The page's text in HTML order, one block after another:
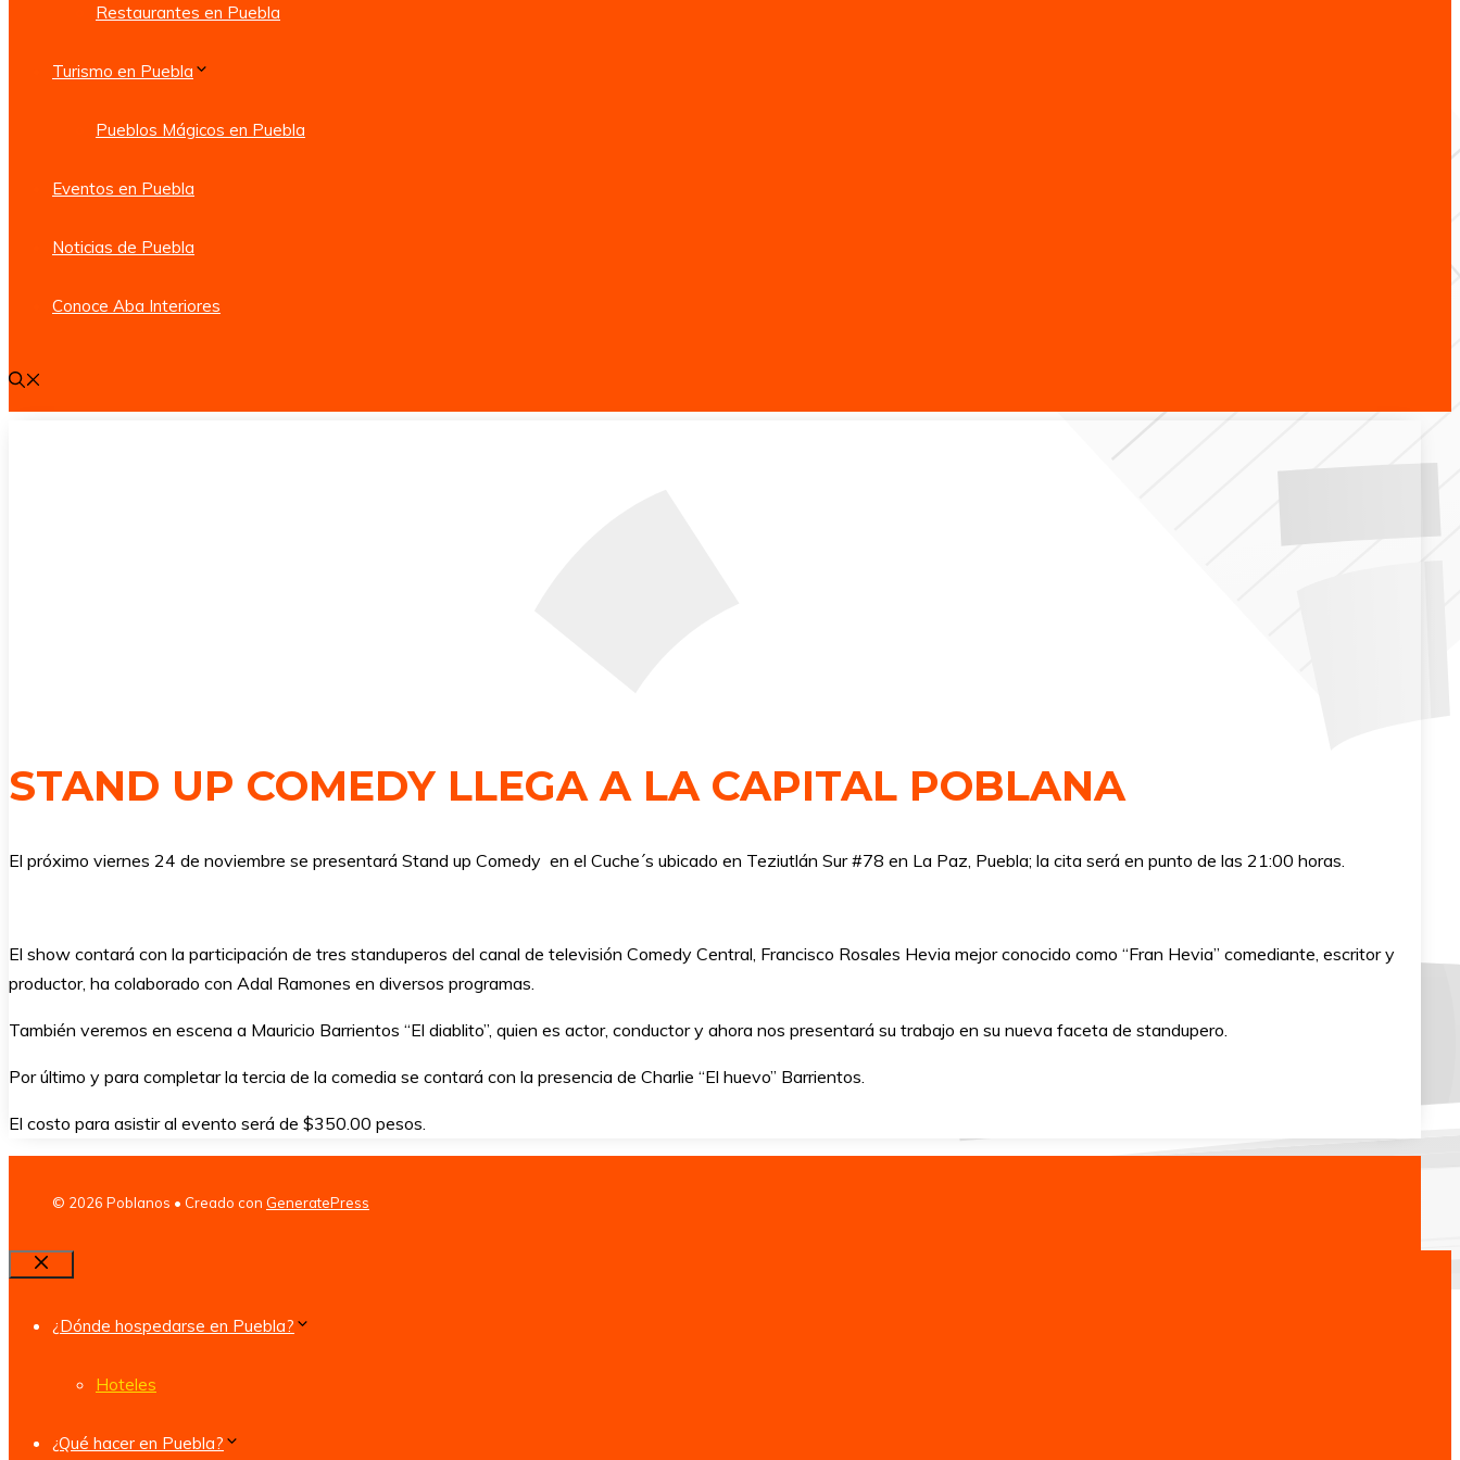
Restaurantes en Puebla
Turismo en Puebla
Pueblos Mágicos en Puebla
Eventos en Puebla
Noticias de Puebla
Conoce Aba Interiores
STAND UP COMEDY LLEGA A LA CAPITAL POBLANA
El próximo viernes 24 de noviembre se presentará Stand up Comedy en el Cuche´s ubicado en Teziutlán Sur #78 en La Paz, Puebla; la cita será en punto de las 21:00 horas.
El show contará con la participación de tres standuperos del canal de televisión Comedy Central, Francisco Rosales Hevia mejor conocido como “Fran Hevia” comediante, escritor y
productor, ha colaborado con Adal Ramones en diversos programas.
También veremos en escena a Mauricio Barrientos “El diablito”, quien es actor, conductor y ahora nos presentará su trabajo en su nueva faceta de standupero.
Por último y para completar la tercia de la comedia se contará con la presencia de Charlie “El huevo” Barrientos.
El costo para asistir al evento será de $350.00 pesos.
© 2026 Poblanos • Creado con GeneratePress
Cerrar
¿Dónde hospedarse en Puebla?
Hoteles
¿Qué hacer en Puebla?